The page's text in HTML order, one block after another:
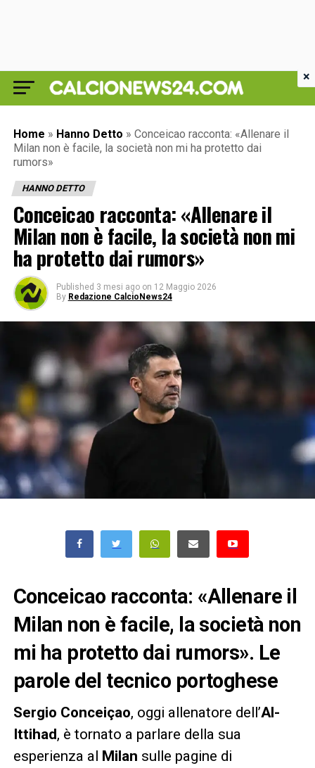
Home » Hanno Detto » Conceicao racconta: «Allenare il
Milan non è facile, la società non mi ha protetto dai
rumors»
HANNO DETTO
Conceicao racconta: «Allenare il
Milan non è facile, la società non mi
ha protetto dai rumors»
Published 3 mesi ago on 12 Maggio 2026
By Redazione CalcioNews24
Conceicao racconta: «Allenare il
Milan non è facile, la società non
mi ha protetto dai rumors». Le
parole del tecnico portoghese
Sergio Conceiçao, oggi allenatore dell’Al-
Ittihad, è tornato a parlare della sua
esperienza al Milan sulle pagine di
×